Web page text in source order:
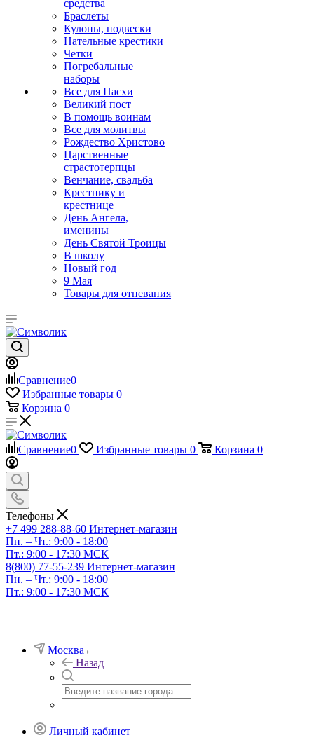
средства
Браслеты
Кулоны, подвески
Нательные крестики
Четки
Погребальные
наборы
Все для Пасхи
Великий пост
В помощь воинам
Все для молитвы
Рождество Христово
Царственные
страстотерпцы
Венчание, свадьба
Крестнику и
крестнице
День Ангела,
именины
День Святой Троицы
В школу
Новый год
9 Мая
Товары для отпевания
Сравнение0
Избранные товары 0
Корзина 0
Сравнение0 Избранные товары 0 Корзина 0
Телефоны
+7 499 288-88-60 Интернет-магазин
Пн. – Чт.: 9:00 - 18:00
Пт.: 9:00 - 17:30 МСК
8(800) 77-55-239 Интернет-магазин
Пн. – Чт.: 9:00 - 18:00
Пт.: 9:00 - 17:30 МСК
Москва
Назад
Личный кабинет